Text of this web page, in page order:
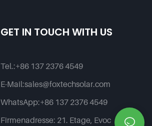
GET IN TOUCH WITH US
Tel.:+86 137 2376 4549
E-Mail:sales@foxtechsolar.com
WhatsApp:+86 137 2376 4549
Firmenadresse: 21. Etage, Evoc